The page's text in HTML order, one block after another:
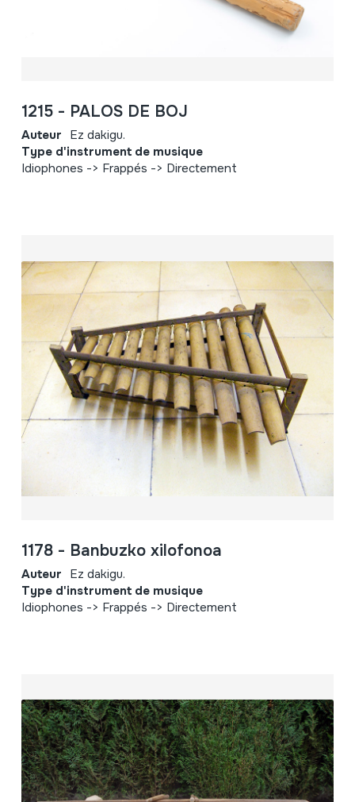
1215 - PALOS DE BOJ
Auteur Ez dakigu.
Type d'instrument de musique
Idiophones -> Frappés -> Directement
1178 - Banbuzko xilofonoa
Auteur Ez dakigu.
Type d'instrument de musique
Idiophones -> Frappés -> Directement